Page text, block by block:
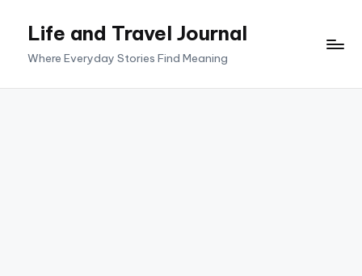
Life and Travel Journal
Where Everyday Stories Find Meaning